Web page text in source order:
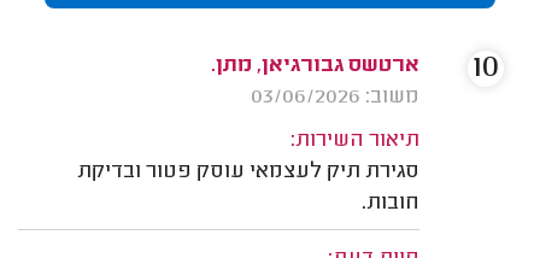
ארטשס גבורגיאן, מתן.
משוב: 03/06/2026
תיאור השירות:
סגירת תיק לעצמאי עוסק פטור ובדיקת
חובות.
10